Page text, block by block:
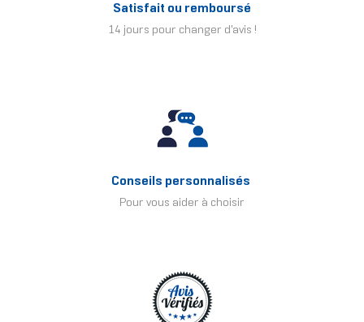
Satisfait ou remboursé
14 jours pour changer d'avis !
Conseils personnalisés
Pour vous aider à choisir